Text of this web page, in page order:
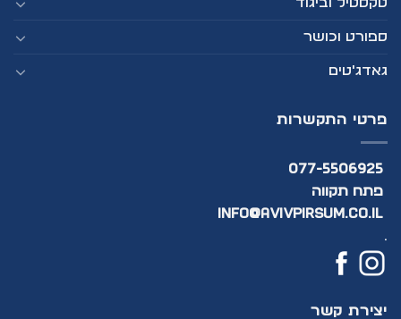
טקסטיל וביגוד
ספורט וכושר
גאדג'טים
פרטי התקשרות
077-5506925
פתח תקווה
info@avivpirsum.co.il
.
יצירת קשר